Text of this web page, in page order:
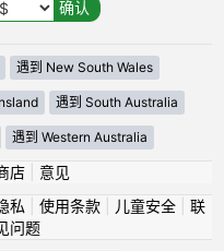
遇到 New South Wales
遇到 South Australia
遇到 Western Australia
店| 意见
私 使用条款| 儿童安全| 联
问题